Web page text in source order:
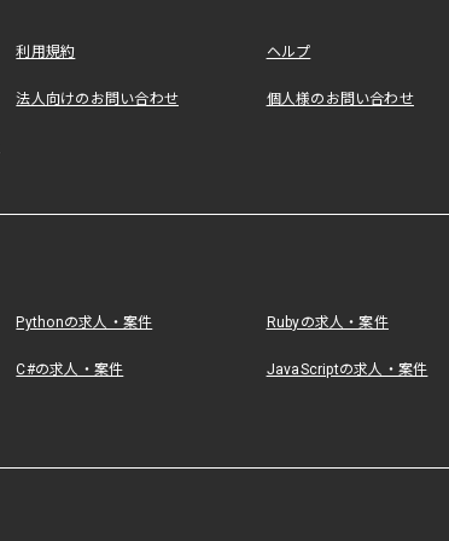
利用規約 ヘルプ
法人向けのお問い合わせ 個人様のお問い合わせ
Pythonの求人・案件 Rubyの求人・案件
C#の求人・案件 JavaScriptの求人・案件